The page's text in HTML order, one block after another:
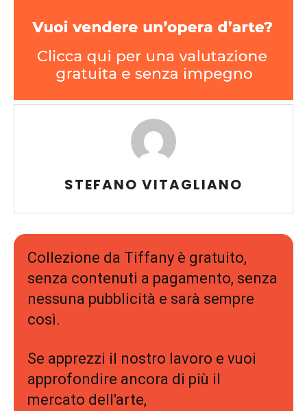
STEFANO VITAGLIANO
Collezione da Tiffany è gratuito,
senza contenuti a pagamento, senza
nessuna pubblicità e sarà sempre
così.
Se apprezzi il nostro lavoro e vuoi
approfondire ancora di più il
mercato dell'arte,